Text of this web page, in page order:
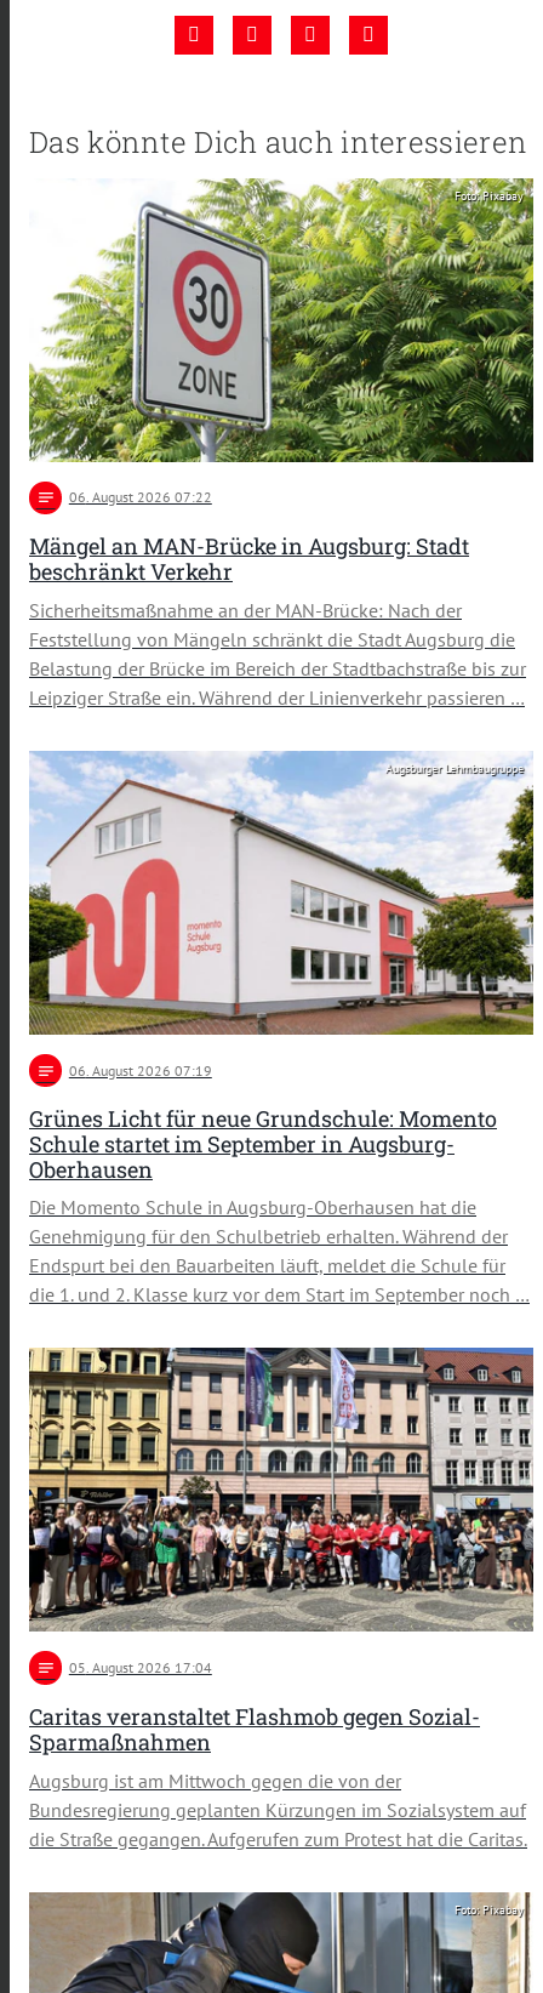
Das könnte Dich auch interessieren
Foto: Pixabay
notes 06. August 2026 07:22
Mängel an MAN-Brücke in Augsburg: Stadt
beschränkt Verkehr
Sicherheitsmaßnahme an der MAN-Brücke: Nach der
Feststellung von Mängeln schränkt die Stadt Augsburg die
Belastung der Brücke im Bereich der Stadtbachstraße bis zur
Leipziger Straße ein. Während der Linienverkehr passieren …
Augsburger Lehmbaugruppe
notes 06 . August 2026 07:19
Grünes Licht für neue Grundschule: Momento
Schule startet im September in Augsburg-
Oberhausen
Die Momento Schule in Augsburg-Oberhausen hat die
Genehmigung für den Schulbetrieb erhalten. Während der
Endspurt bei den Bauarbeiten läuft, meldet die Schule für
die 1. und 2. Klasse kurz vor dem Start im September noch …
notes 05 . August 2026 17:04
Caritas veranstaltet Flashmob gegen Sozial-
Sparmaßnahmen
Augsburg ist am Mittwoch gegen die von der
Bundesregierung geplanten Kürzungen im Sozialsystem auf
die Straße gegangen. Aufgerufen zum Protest hat die Caritas.
Foto: Pixabay